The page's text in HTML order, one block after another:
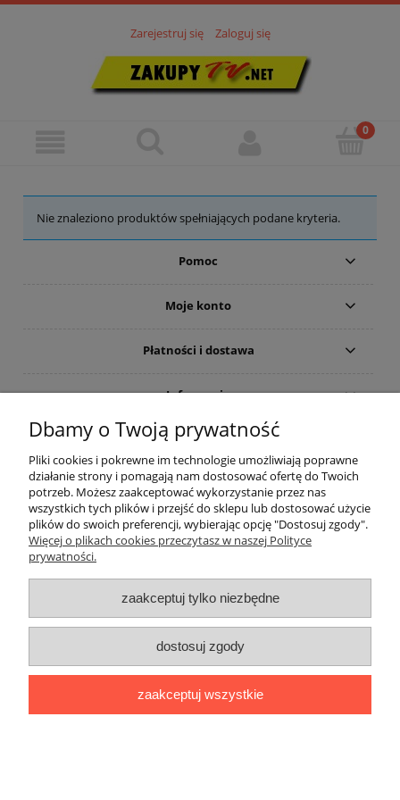
Zarejestruj się Zaloguj się
Nie znaleziono produktów spełniających podane kryteria.
Pomoc
Moje konto
Płatności i dostawa
Informacje
ZakupyTV.net
| Al. Wojska Polskiego 86 | 65-762 Zielona Góra |
woj. lubuskie | tel: 535 937 897 | mail: groupsale@poczta.fm
pokaż pełną wersję strony
Sklep internetowy Shoper.pl
Dbamy o Twoją prywatność
Pliki cookies i pokrewne im technologie umożliwiają poprawne
działanie strony i pomagają nam dostosować ofertę do Twoich
potrzeb. Możesz zaakceptować wykorzystanie przez nas
wszystkich tych plików i przejść do sklepu lub dostosować użycie
plików do swoich preferencji, wybierając opcję "Dostosuj zgody".
Więcej o plikach cookies przeczytasz w naszej Polityce
prywatności.
zaakceptuj tylko niezbędne
dostosuj zgody
zaakceptuj wszystkie